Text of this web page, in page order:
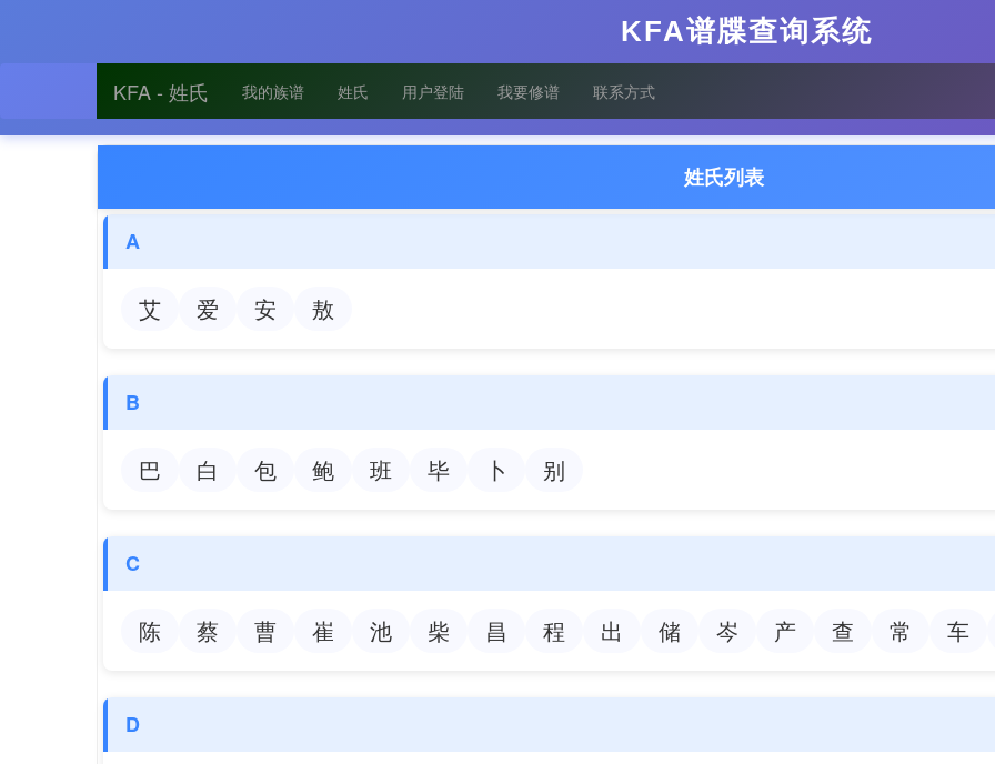
KFA谱牒查询系统
KFA - 姓氏 我的族谱 姓氏 用户登陆 我要修谱 联系方式
姓氏列表
A
艾 爱 安 敖
B
巴 白 包 鲍 班 毕 卜 别
C
陈 蔡 曹 崔 池 柴 昌 程 出 储 岑 产 查 常 车
D